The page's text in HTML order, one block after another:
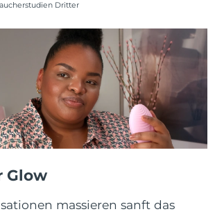
Dritter
Glow
massieren sanft das